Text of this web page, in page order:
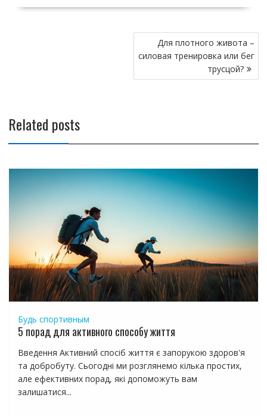
а
ц
и
я
п
о
з
а
п
и
с
я
м
Для плотного живота –
силовая тренировка или бег
трусцой?
Related posts
Будь спортивным
5 порад для активного способу життя
Введення Активний спосіб життя є запорукою здоров'я
та добробуту. Сьогодні ми розглянемо кілька простих,
але ефективних порад, які допоможуть вам
залишатися...